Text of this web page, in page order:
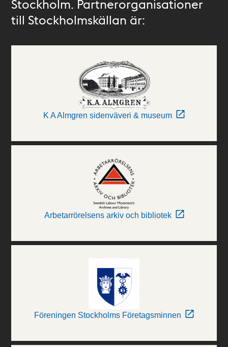
Stockholm. Partnerorganisationer
till Stockholmskällan är:
K A Almgren sidenväveri & museum
Arbetarrörelsens arkiv och bibliotek
Föreningen Stockholms Företagsminnen